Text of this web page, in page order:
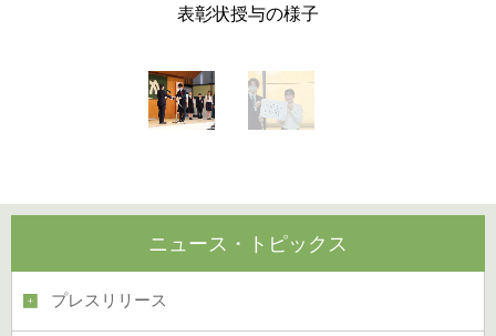
表彰状授与の様子
ニュース・トピックス
プレスリリース